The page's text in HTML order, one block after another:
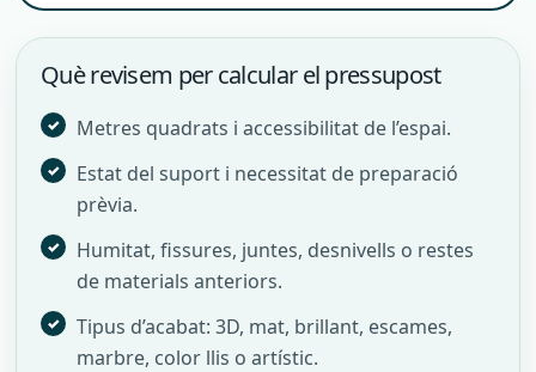
Què revisem per calcular el pressupost
Metres quadrats i accessibilitat de l’espai.
Estat del suport i necessitat de preparació
prèvia.
Humitat, fissures, juntes, desnivells o restes
de materials anteriors.
Tipus d’acabat: 3D, mat, brillant, escames,
marbre, color llis o artístic.